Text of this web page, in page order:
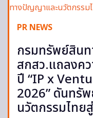
PR NEWS
กรมทรัพย์สิน
สกสว.แถลงค
ปี “IP x
2026” ดันทรั
นวัตกรรมไทย